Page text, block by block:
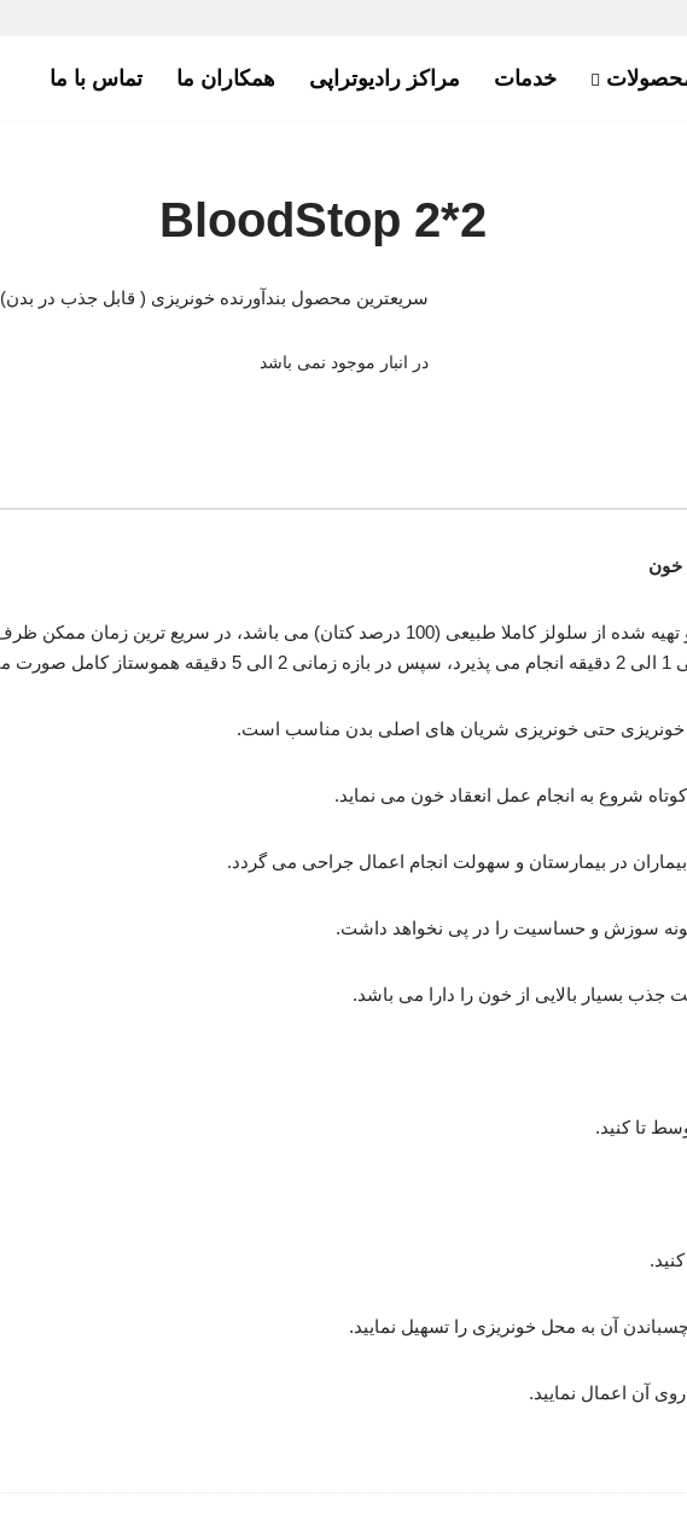
خدمات مراکز رادیوتراپی همکاران ما تماس با ما
BloodStop 2*2
سریعترین محصول بندآورنده خونریزی ( قابل جذب در بدن)
در انبار موجود نمی باشد
خون
خونریزی حتی خونریزی شریان های اصلی بدن مناسب است.
شروع به انجام عمل انعقاد خون می نماید.
در بیمارستان و سهولت انجام اعمال جراحی می گردد.
جذب بسیار بالایی از خون را دارا می باشد.
تا کنید.
آن به محل خونریزی را تسهیل نمایید.